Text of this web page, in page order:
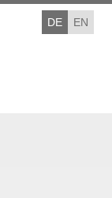
DE EN